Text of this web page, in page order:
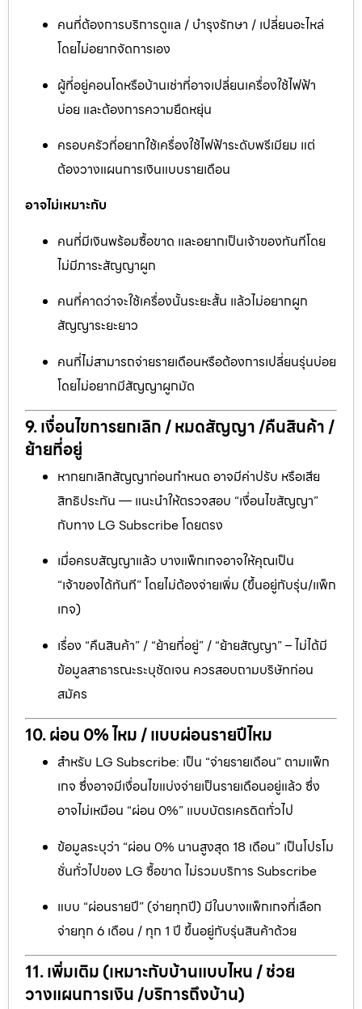
คนที่ต้องการบริการดูแล / บำรุงรักษา / เปลี่ยนอะไหล่
โดยไม่อยากจัดการเอง
ผู้ที่อยู่คอนโดหรือบ้านเช่าที่อาจเปลี่ยนเครื่องใช้ไฟฟ้า
บ่อย และต้องการความยืดหยุ่น
ครอบครัวที่อยากใช้เครื่องใช้ไฟฟ้าระดับพรีเมียม แต่
ต้องวางแผนการเงินแบบรายเดือน
อาจไม่เหมาะกับ
คนที่มีเงินพร้อมซื้อขาด และอยากเป็นเจ้าของทันทีโดย
ไม่มีภาระสัญญาผูก
คนที่คาดว่าจะใช้เครื่องนั้นระยะสั้น แล้วไม่อยากผูก
สัญญาระยะยาว
คนที่ไม่สามารถจ่ายรายเดือนหรือต้องการเปลี่ยนรุ่นบ่อย
โดยไม่อยากมีสัญญาผูกมัด
9. เงื่อนไขการยกเลิก / หมดสัญญา /คืนสินค้า /
ย้ายที่อยู่
หากยกเลิกสัญญาก่อนกำหนด อาจมีค่าปรับ หรือเสีย
สิทธิประกัน — แนะนำให้ตรวจสอบ “เงื่อนไขสัญญา”
กับทาง LG Subscribe โดยตรง
เมื่อครบสัญญาแล้ว บางแพ็กเกจอาจให้คุณเป็น
“เจ้าของได้ทันที” โดยไม่ต้องจ่ายเพิ่ม (ขึ้นอยู่กับรุ่น/แพ็ก
เกจ)
เรื่อง “คืนสินค้า” / “ย้ายที่อยู่” / “ย้ายสัญญา” – ไม่ได้มี
ข้อมูลสาธารณะระบุชัดเจน ควรสอบถามบริษัทก่อน
สมัคร
10. ผ่อน 0% ไหม / แบบผ่อนรายปีไหม
สำหรับ LG Subscribe: เป็น “จ่ายรายเดือน” ตามแพ็ก
เกจ ซึ่งอาจมีเงื่อนไขแบ่งจ่ายเป็นรายเดือนอยู่แล้ว ซึ่ง
อาจไม่เหมือน “ผ่อน 0%” แบบบัตรเครดิตทั่วไป
ข้อมูลระบุว่า “ผ่อน 0% นานสูงสุด 18 เดือน” เป็นโปรโม
ชั่นทั่วไปของ LG ซื้อขาด ไม่รวมบริการ Subscribe
แบบ “ผ่อนรายปี” (จ่ายทุกปี) มีในบางแพ็กเกจที่เลือก
จ่ายทุก 6 เดือน / ทุก 1 ปี ขึ้นอยู่กับรุ่นสินค้าด้วย
11. เพิ่มเติม (เหมาะกับบ้านแบบไหน / ช่วย
วางแผนการเงิน /บริการถึงบ้าน)